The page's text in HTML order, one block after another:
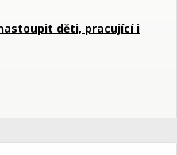
děti, pracující i